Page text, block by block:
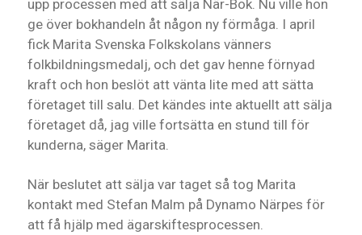
upp processen med att sälja När-Bok. Nu ville hon
ge över bokhandeln åt någon ny förmåga. I april
fick Marita Svenska Folkskolans vänners
folkbildningsmedalj, och det gav henne förnyad
kraft och hon beslöt att vänta lite med att sätta
företaget till salu. Det kändes inte aktuellt att sälja
företaget då, jag ville fortsätta en stund till för
kunderna, säger Marita.
När beslutet att sälja var taget så tog Marita
kontakt med Stefan Malm på Dynamo Närpes för
att få hjälp med ägarskiftesprocessen.